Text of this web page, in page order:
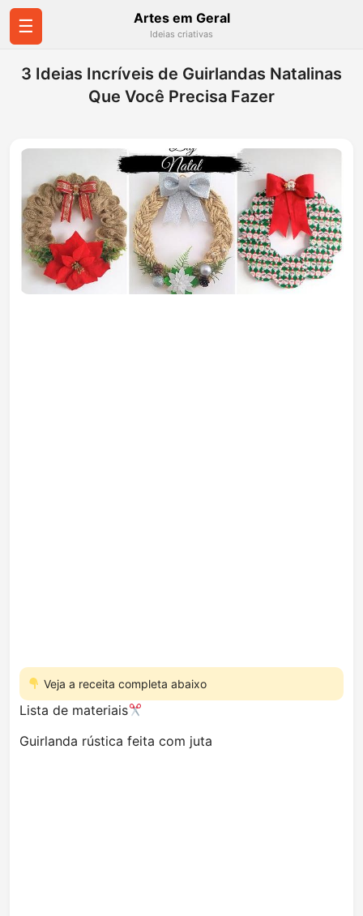
☰ Artes em Geral
Ideias criativas
3 Ideias Incríveis de Guirlandas Natalinas
Que Você Precisa Fazer
Veja a receita completa abaixo
Lista de materiais
Guirlanda rústica feita com juta